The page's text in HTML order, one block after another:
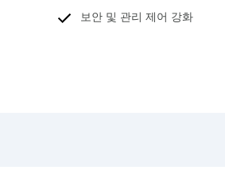
보안 및 관리 제어 강화